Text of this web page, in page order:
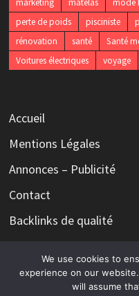
perte de poids
pisciniste
rénovation
santé Santé
Voitures électriques
voyage
Accueil
Mentions Légales
Annonces – Publicité
Contact
Backlinks de qualité
Copyright © 2026Le
We use cookies to
experience on our
will assume